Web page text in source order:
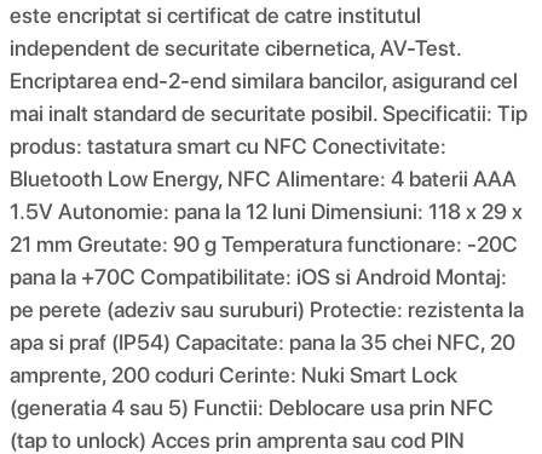
este encriptat si certificat de catre institutul
independent de securitate cibernetica, AV-Test.
Encriptarea end-2-end similara bancilor, asigurand cel
mai inalt standard de securitate posibil. Specificatii: Tip
produs: tastatura smart cu NFC Conectivitate:
Bluetooth Low Energy, NFC Alimentare: 4 baterii AAA
1.5V Autonomie: pana la 12 luni Dimensiuni: 118 x 29 x
21 mm Greutate: 90 g Temperatura functionare: -20C
pana la +70C Compatibilitate: iOS si Android Montaj:
pe perete (adeziv sau suruburi) Protectie: rezistenta la
apa si praf (IP54) Capacitate: pana la 35 chei NFC, 20
amprente, 200 coduri Cerinte: Nuki Smart Lock
(generatia 4 sau 5) Functii: Deblocare usa prin NFC
(tap to unlock) Acces prin amprenta sau cod PIN